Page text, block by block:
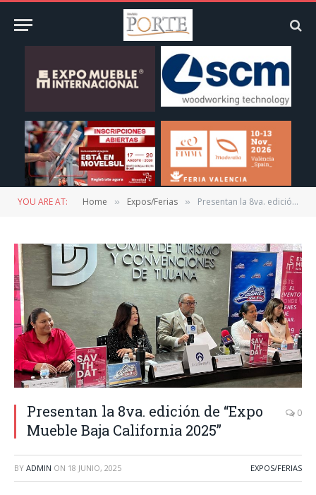
YOU ARE AT: Home » Expos/Ferias » Presentan la 8va. edición de “Expo Mueble Baja California 2025”
Presentan la 8va. edición de “Expo
Mueble Baja California 2025”
0
BY ADMIN ON 18 JUNIO, 2025 EXPOS/FERIAS